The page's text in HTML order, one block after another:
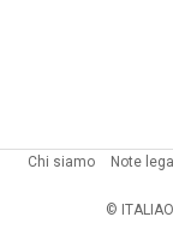
Chi siamo Note
©